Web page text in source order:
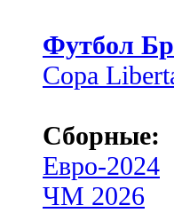
Футбол
Copa
Сборные:
Евро-2024
ЧМ 2026